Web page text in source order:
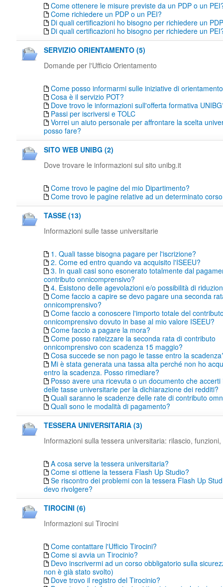
Come ottenere le misure previste da un PDP o un
Come richiedere un PDP o un PEI?
Di quali certificazioni ho bisogno per richiedere un
Di quali certificazioni ho bisogno per richiedere un
SERVIZIO ORIENTAMENTO (5)
Domande per l'Ufficio Orientamento
Come posso informarmi sulle iniziative di
Cosa è il servizio POT?
Dove trovo le informazioni sull'offerta formativa
Passi per iscriversi e TOLC
Vorrei un aiuto personale per affrontare la scelta
posso fare?
SITO WEB UNIBG (2)
Dove trovare le informazioni sul sito unibg.it
Come trovo le pagine del mio Dipartimento?
Come trovo le pagine relative ad un determinato
TASSE (13)
Informazioni sulle tasse universitarie
1. Quali tasse bisogna pagare per l'iscrizione?
2. Come ed entro quando va acquisito l'ISEEU?
3. In quali casi sono esonerato totalmente dal
contributo onnicomprensivo?
4. Esistono delle agevolazioni e/o possibilità di
Come faccio a capire se devo pagare una seconda
onnicomprensivo?
Come faccio a conoscere l'importo totale del
onnicomprensivo dovuto in base al mio valore ISEEU?
Come faccio a pagare la mora?
Come posso rateizzare la seconda rata di contributo
onnicomprensivo con scadenza 15 maggio?
Cosa succede se non pago le tasse entro la
Mi è stata generata una tassa alta perché non ho
entro la scadenza. Posso rimediare?
Posso avere una ricevuta o un documento che
delle tasse universitarie per la dichiarazione dei redditi?
Quali saranno le scadenze delle rate di contributo
Quali sono le modalità di pagamento?
TESSERA UNIVERSITARIA (3)
Informazioni sulla tessera universitaria: rilascio, funzioni,
A cosa serve la tessera universitaria?
Come si ottiene la tessera Flash Up Studio?
Se riscontro dei problemi con la tessera Flash Up
devo rivolgere?
TIROCINI (6)
Informazioni sui Tirocini
Come contattare l'Ufficio Tirocini?
Come si avvia un Tirocinio?
Devo inscrivermi ad un corso obbligatorio sulla
non è già stato svolto)
Dove trovo il registro del Tirocinio?